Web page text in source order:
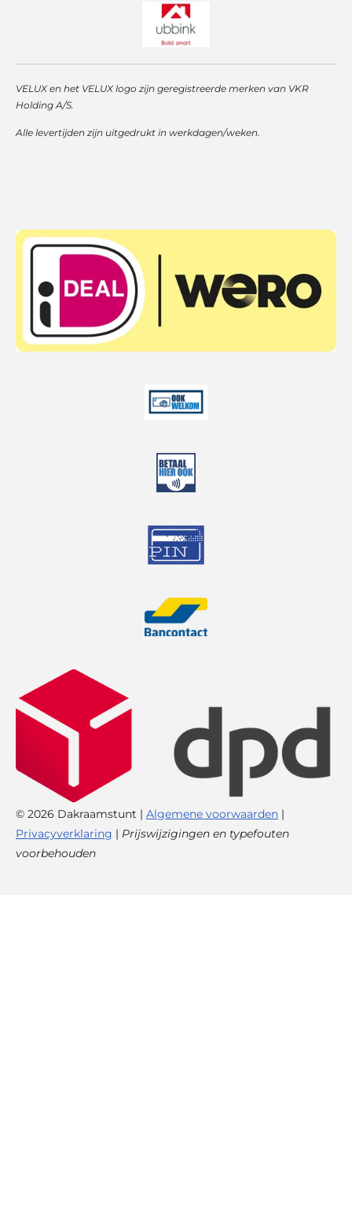
VELUX en het VELUX logo zijn geregistreerde merken van VKR
Holding A/S.
Alle levertijden zijn uitgedrukt in werkdagen/weken.
© 2026 Dakraamstunt | Algemene voorwaarden |
Privacyverklaring | Prijswijzigingen en typefouten
voorbehouden